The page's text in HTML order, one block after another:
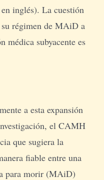
inglés). La cuestión
su régimen de MAiD a
médica subyacente es
a esta expansión
el CAMH
que sugiera la
fiable entre una
para morir (MAiD)